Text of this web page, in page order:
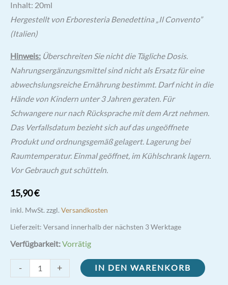
Inhalt: 20ml
Hergestellt von Erboresteria Benedettina „Il Convento”
(Italien)
Hinweis: Überschreiten Sie nicht die Tägliche Dosis.
Nahrungsergänzungsmittel sind nicht als Ersatz für eine
abwechslungsreiche Ernährung bestimmt. Darf nicht in die
Hände von Kindern unter 3 Jahren geraten. Für
Schwangere nur nach Rücksprache mit dem Arzt nehmen.
Das Verfallsdatum bezieht sich auf das ungeöffnete
Produkt und ordnungsgemäß gelagert. Lagerung bei
Raumtemperatur. Einmal geöffnet, im Kühlschrank lagern.
Vor Gebrauch gut schütteln.
15,90€
inkl. MwSt. zzgl. Versandkosten
Lieferzeit: Versand innerhalb der nächsten 3 Werktage
Verfügbarkeit:Vorrätig
-
Propolis
Spray
+ IN DEN WARENKORB